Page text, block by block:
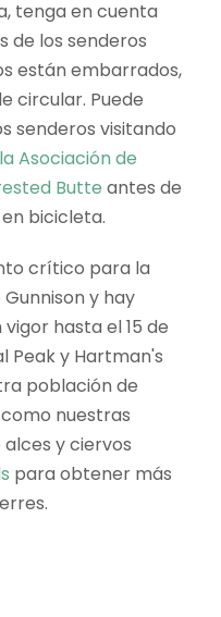
tenga en cuenta
de los senderos
están embarrados,
circular. Puede
senderos visitando
Asociación de
Butte antes de
bicicleta.
crítico para la
y hay
hasta el 15 de
Peak y Hartman's
población de
nuestras
y ciervos
para obtener más